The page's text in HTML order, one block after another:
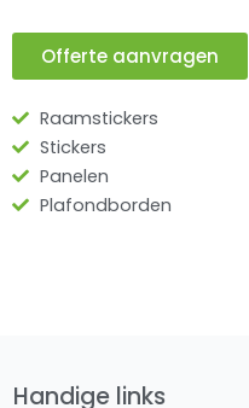
Offerte aanvragen
Raamstickers
Stickers
Panelen
Plafondborden
Handige links